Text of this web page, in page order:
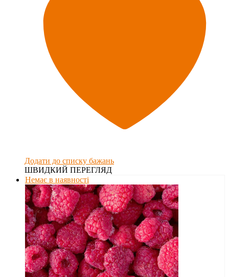
Додати до списку бажань
ШВИДКИЙ ПЕРЕГЛЯД
Немає в наявності